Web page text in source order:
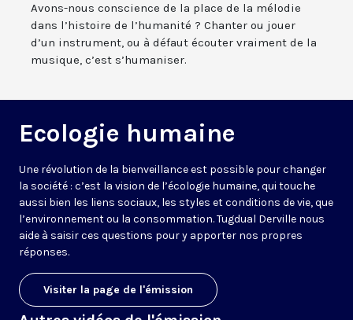
Avons-nous conscience de la place de la mélodie
dans l’histoire de l’humanité ? Chanter ou jouer
d’un instrument, ou à défaut écouter vraiment de la
musique, c’est s’humaniser.
Ecologie humaine
Une révolution de la bienveillance est possible pour changer
la société : c’est la vision de l’écologie humaine, qui touche
aussi bien les liens sociaux, les styles et conditions de vie, que
l’environnement ou la consommation. Tugdual Derville nous
aide à saisir ces questions pour y apporter nos propres
réponses.
Visiter la page de l'émission